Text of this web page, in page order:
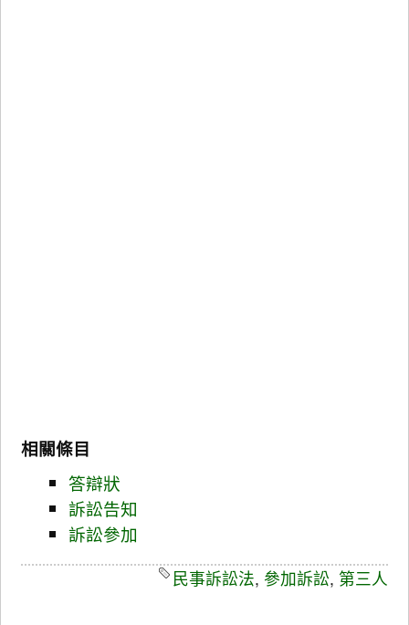
相關條目
答辯狀
訴訟告知
訴訟參加
民事訴訟法, 參加訴訟, 第三人